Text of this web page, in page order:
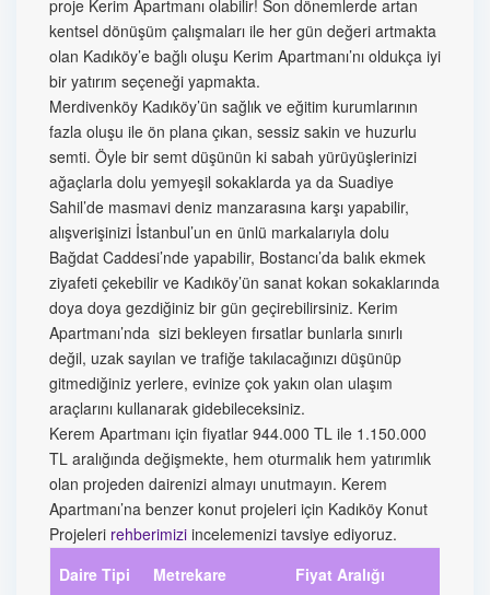
proje Kerim Apartmanı olabilir! Son dönemlerde artan
kentsel dönüşüm çalışmaları ile her gün değeri artmakta
olan Kadıköy’e bağlı oluşu Kerim Apartmanı’nı oldukça iyi
bir yatırım seçeneği yapmakta.
Merdivenköy Kadıköy’ün sağlık ve eğitim kurumlarının
fazla oluşu ile ön plana çıkan, sessiz sakin ve huzurlu
semti. Öyle bir semt düşünün ki sabah yürüyüşlerinizi
ağaçlarla dolu yemyeşil sokaklarda ya da Suadiye
Sahil’de masmavi deniz manzarasına karşı yapabilir,
alışverişinizi İstanbul’un en ünlü markalarıyla dolu
Bağdat Caddesi’nde yapabilir, Bostancı’da balık ekmek
ziyafeti çekebilir ve Kadıköy’ün sanat kokan sokaklarında
doya doya gezdiğiniz bir gün geçirebilirsiniz. Kerim
Apartmanı’nda sizi bekleyen fırsatlar bunlarla sınırlı
değil, uzak sayılan ve trafiğe takılacağınızı düşünüp
gitmediğiniz yerlere, evinize çok yakın olan ulaşım
araçlarını kullanarak gidebileceksiniz.
Kerem Apartmanı için fiyatlar 944.000 TL ile 1.150.000
TL aralığında değişmekte, hem oturmalık hem yatırımlık
olan projeden dairenizi almayı unutmayın. Kerem
Apartmanı’na benzer konut projeleri için Kadıköy Konut
Projeleri rehberimizi incelemenizi tavsiye ediyoruz.
Daire Tipi
Metrekare Fiyat Aralığı